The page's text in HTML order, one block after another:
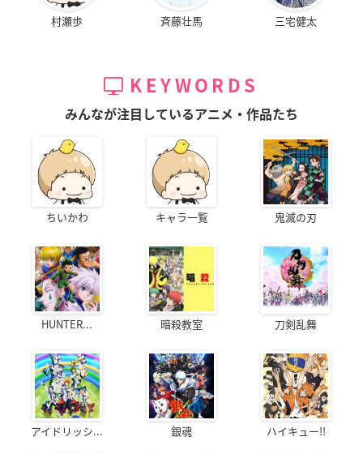
村瀬歩 斉藤壮馬 三宅健太
KEYWORDS
みんなが注目しているアニメ・作品たち
ちいかわ キャラ一覧 鬼滅の刃
HUNTER... 暗殺教室 刀剣乱舞
アイドリッシ... 銀魂 ハイキュー!!